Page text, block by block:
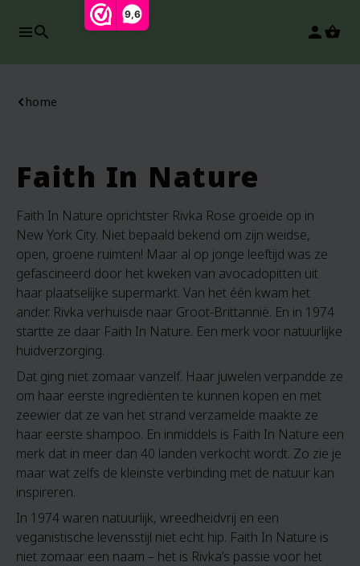
9,6
search person
home
Faith In Nature
Faith In Nature oprichtster Rivka Rose groeide op in
New York City. Niet bepaald bekend om zijn weidse,
open, groene ruimten! Maar al op jonge leeftijd was ze
gefascineerd door het kweken van avocadopitten uit
haar plaatselijke supermarkt. Van het één kwam het
ander. Rivka verhuisde naar Groot-Brittannië. En in 1974
startte ze daar Faith In Nature. Een merk voor natuurlijke
huidverzorging.
Dat ging niet zomaar vanzelf. Haar juwelen verpandde ze
om haar eerste ingrediënten te kunnen kopen en met
zeewier dat ze van het strand verzamelde maakte ze
haar eerste shampoo. En inmiddels is Faith In Nature een
merk dat in meer dan 40 landen verkocht wordt. Zo zie je
maar wat zelfs de kleinste verbinding met de natuur kan
inspireren.
In 1974 waren natuurlijk, wreedheidvrij en een
veganistische levensstijl niet echt hip. Faith In Nature is
niet zomaar een naam – het is Rivka’s passie voor het